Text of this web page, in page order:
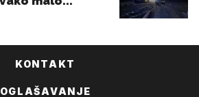
KONTAKT
OGLAŠAVANJE